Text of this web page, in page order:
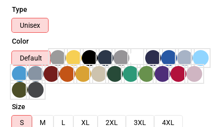
Type
Unisex
Color
Default
Size
S
M L XL 2XL 3XL
4XL